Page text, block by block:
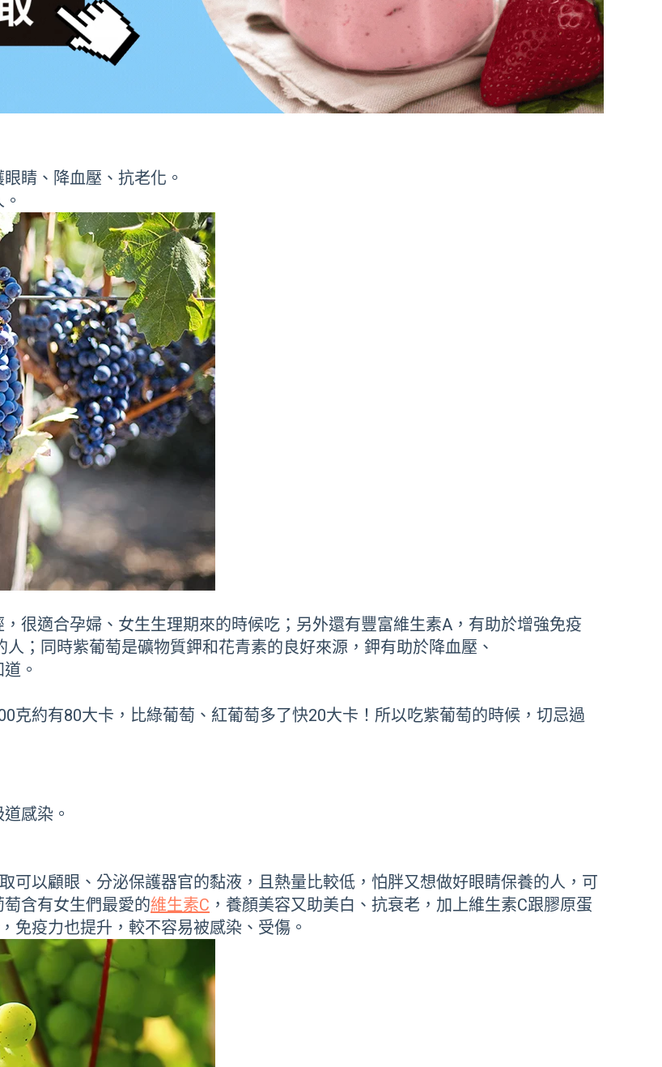
睛、降血壓、抗老化。
很適合孕婦、女生生理期來的時候吃；另外還有豐富維生素A，有助於增強免疫
；同時紫葡萄是礦物質鉀和花青素的良好來源，鉀有助於降血壓、
。
克約有80大卡，比綠葡萄、紅葡萄多了快20大卡！所以吃紫葡萄的時候，切忌過
感染。
可以顧眼、分泌保護器官的黏液，且熱量比較低，怕胖又想做好眼睛保養的人，可
含有女生們最愛的維生素C ，養顏美容又助美白、抗衰老，加上維生素C跟膠原蛋
免疫力也提升，較不容易被感染、受傷。